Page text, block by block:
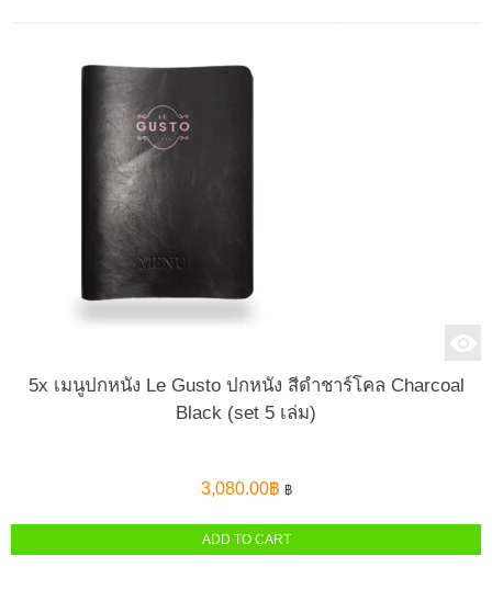
5x เมนูปกหนัง Le Gusto ปกหนัง สีดำชาร์โคล Charcoal
Black (set 5 เล่ม)
3,080.00฿ ฿
ADD TO CART